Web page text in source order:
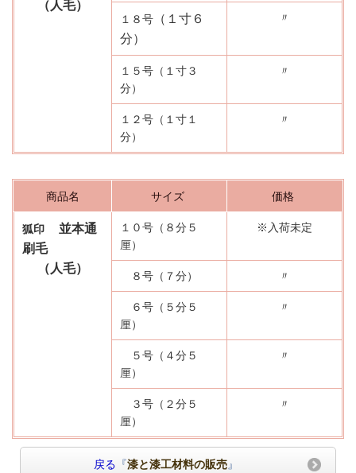
（人毛）
１８号 （１ 寸６
分）
〃
１５号（１寸３
分）
〃
１２号（１寸１
分）
〃
商品名 サイズ 価格
狐印 並本通
刷毛
（人毛）
１０号（８分５
厘）
※入荷未定
８号（７分） 〃
６号（５分５
厘）
〃
５号（４分５
厘）
〃
３号（２分５
厘）
〃
戻る 『漆と漆工材料の販売』